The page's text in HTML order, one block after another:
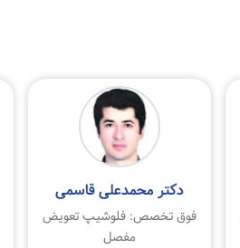
دکتر محمدعلی قاسمی
فوق تخصص: فلوشیپ تعویض
مفصل